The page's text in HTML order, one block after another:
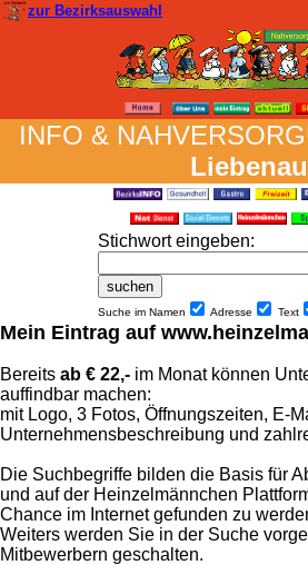
zur Bezirksauswahl
INFO &
Liebenau
Stich­wort ein­geben:
Suche im Namen Adresse Text
Mein Eintrag auf
Bereits ab € 22,- im Monat können
auffindbar machen:
mit Logo, 3 Fotos, Öffnungszeiten, E-
Unternehmensbeschreibung und
Die Suchbegriffe bilden die Basis für
und auf der Heinzelmännchen
Chance im Internet gefunden zu
Weiters werden Sie in der Suche
Mitbewerbern geschalten.